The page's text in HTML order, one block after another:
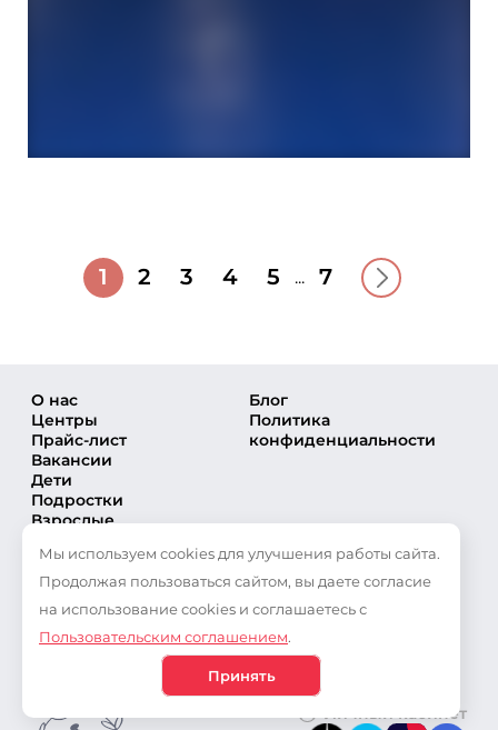
1 2 3 4 5 ... 7
О нас
Центры
Прайс-лист
Вакансии
Дети
Подростки
Взрослые
Секции
Тренеры
Частые вопросы
Новости
Блог
Политика
конфиденциальности
Личный кабинет
Мы используем cookies для улучшения работы сайта.
Продолжая пользоваться сайтом, вы даете согласие
на использование cookies и соглашаетесь с
Пользовательским соглашением.
Принять